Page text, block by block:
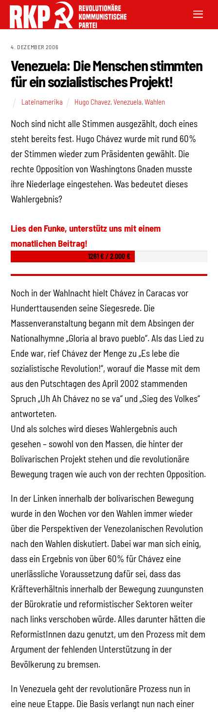
4. DEZEMBER 2006
Venezuela: Die Menschen stimmten
für ein sozialistisches Projekt!
Lateinamerika Hugo Chavez,Venezuela,Wahlen
Noch sind nicht alle Stimmen ausgezählt, doch eines
steht bereits fest. Hugo Chávez wurde mit rund 60%
der Stimmen wieder zum Präsidenten gewählt. Die
rechte Opposition von Washingtons Gnaden musste
ihre Niederlage eingestehen. Was bedeutet dieses
Wahlergebnis?
Lies den Funke, unterstütz uns mit einem
monatlichen Beitrag!
1261 € / 2.000 €
Noch in der Wahlnacht hielt Chávez in Caracas vor
Hunderttausenden seine Siegesrede. Die
Massenveranstaltung begann mit dem Absingen der
Nationalhymne „Gloria al bravo pueblo“. Als das Lied zu
Ende war, rief Chávez der Menge zu „Es lebe die
sozialistische Revolution!“, worauf die Masse mit dem
aus den Putschtagen des April 2002 stammenden
Spruch „Uh Ah Chávez no se va“ und „Sieg des Volkes“
antworteten.
Und als solches wird dieses Wahlergebnis auch
gesehen – sowohl von den Massen, die hinter der
Bolivarischen Projekt stehen und die revolutionäre
Bewegung tragen wie auch von der rechten Opposition.
In der Linken innerhalb der bolivarischen Bewegung
wurde in den Wochen vor den Wahlen immer wieder
über die Perspektiven der Venezolanischen Revolution
nach den Wahlen diskutiert. Dabei war man sich einig,
dass ein Ergebnis von über 60% für Chávez eine
unerlässliche Voraussetzung dafür sei, dass das
Kräfteverhältnis innerhalb der Bewegung zuungunsten
der Bürokratie und reformistischer Sektoren weiter
nach links verschoben würde. Alles darunter hätten die
ReformistInnen dazu genutzt, um den Prozess mit dem
Argument der fehlenden Unterstützung in der
Bevölkerung zu bremsen.
In Venezuela geht der revolutionäre Prozess nun in
eine neue Etappe. Die Basis verlangt nun nach einer